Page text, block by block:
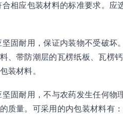
相应包装材料的标准要求。应
固耐用，保证内装物不受破坏
、带防潮层的瓦楞纸板、瓦楞
装材料。
固耐用，不与农药发生任何物
质量。可采用的内包装材料有